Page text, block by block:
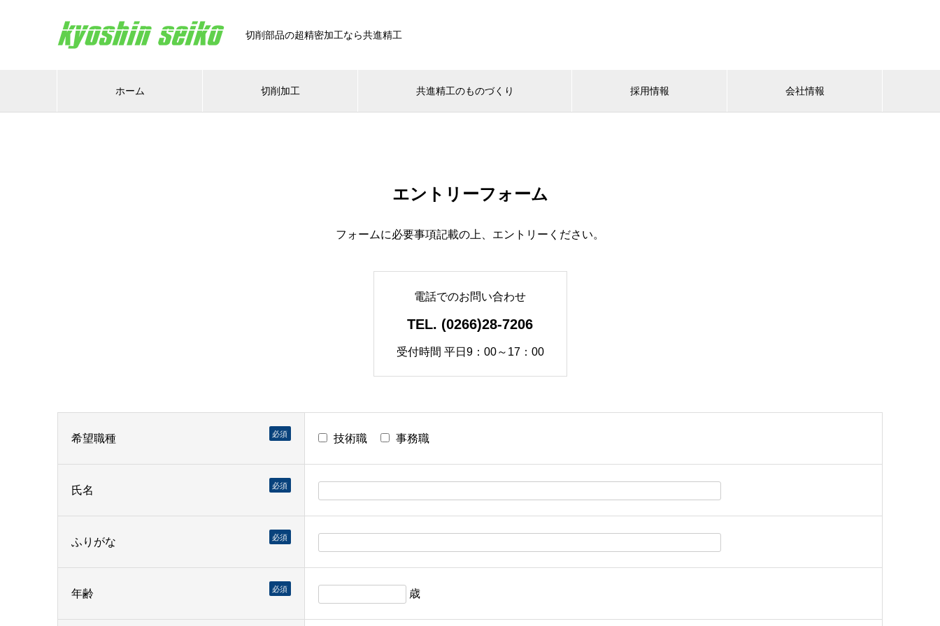
切削部品の超精密加工なら共進精工
ホーム 切削加工 共進精工のものづくり 採用情報 会社情報
エントリーフォーム
フォームに必要事項記載の上、エントリーください。
電話でのお問い合わせ
TEL. (0266)28-7206
受付時間 平日9：00～17：00
希望職種 必須 技術職 事務職
氏名 必須
ふりがな 必須
年齢 必須 歳